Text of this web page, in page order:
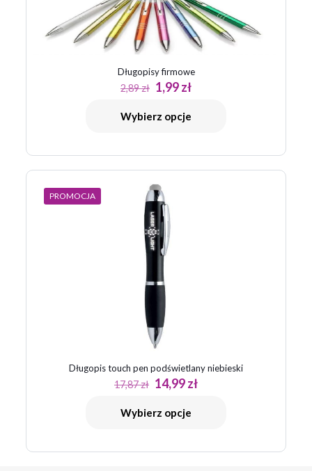
Długopisy firmowe
2,89zł Pierwotna
wynosiła:
2,89 zł.
1,99złAktualna
Wybierz opcje
PROMOCJA
Długopis touch pen podświetlany niebieski
17,87zł Pierwotna
wynosiła:
17,87 zł.
14,99złAktualna
Wybierz opcje